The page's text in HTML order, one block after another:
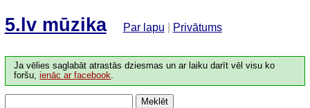
5.lv mūzika Par lapu Privātums
Ja vēlies saglabāt atrastās dziesmas un ar laiku darīt vēl visu ko
foršu,ienāc ar facebook.
Meklēt